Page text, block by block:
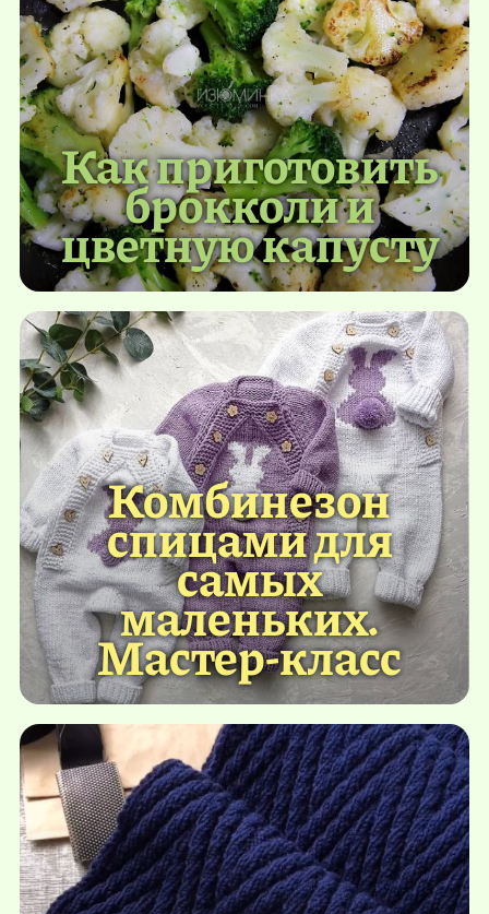
Как приготовить
брокколи и
цветную капусту
Комбинезон
спицами для
самых
маленьких.
Мастер-класс